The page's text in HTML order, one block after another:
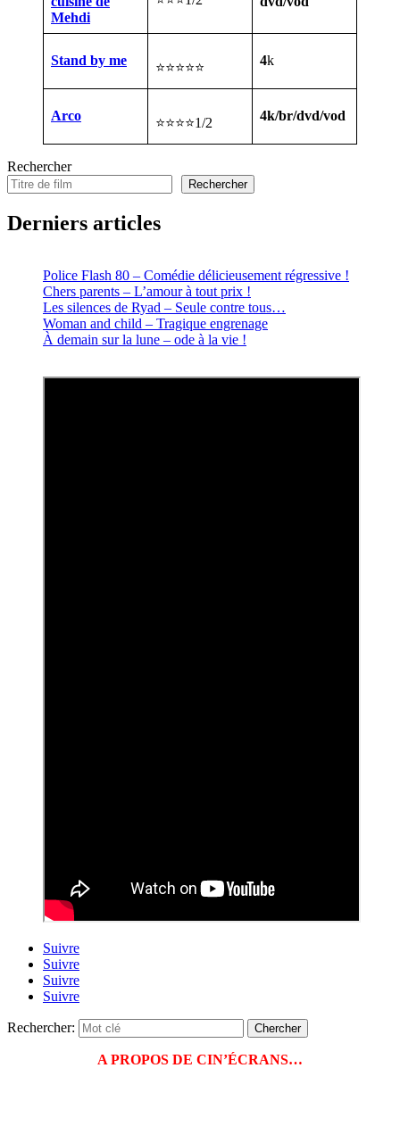
Mehdi
Stand by me ⭐⭐⭐⭐⭐ 4k
Arco ⭐⭐⭐⭐1/2 4k/br/dvd/vod
Rechercher
Rechercher
Derniers articles
Police Flash 80 – Comédie délicieusement régressive !
Chers parents – L’amour à tout prix !
Les silences de Ryad – Seule contre tous…
Woman and child – Tragique engrenage
À demain sur la lune – ode à la vie !
Suivre
Suivre
Suivre
Suivre
Rechercher:
A PROPOS DE CIN’ÉCRANS…